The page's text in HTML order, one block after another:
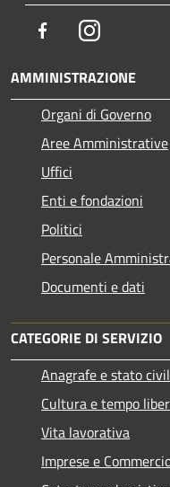
FacebookInstagram
AMMINISTRAZIONE
Organi di Governo
Aree Amministrative
Uffici
Enti e fondazioni
Politici
Personale
Documenti e dati
CATEGORIE DI SERVIZIO
Anagrafe e stato
Cultura e tempo
Vita lavorativa
Imprese e